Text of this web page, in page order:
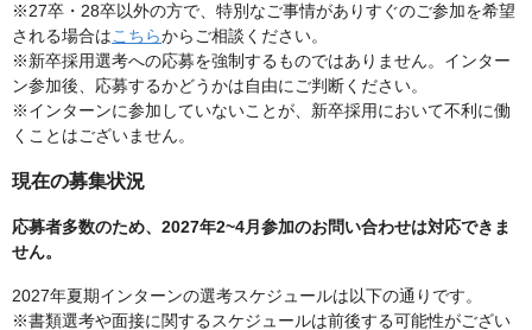
※27卒・28卒以外の方で、特別なご事情がありすぐのご参加を希望
される場合はこちらからご相談ください。
※新卒採用選考への応募を強制するものではありません。インター
ン参加後、応募するかどうかは自由にご判断ください。
※インターンに参加していないことが、新卒採用において不利に働
くことはございません。
現在の募集状況
応募者多数のため、2027年2~4月参加のお問い合わせは対応できま
せん。
2027年夏期インターンの選考スケジュールは以下の通りです。
※書類選考や面接に関するスケジュールは前後する可能性がござい